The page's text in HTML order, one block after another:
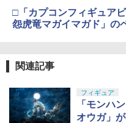
□「カプコンフィギュア
怨虎竜マガイマガド」の
関連記事
フィギュア
「モンハ
オウガ」